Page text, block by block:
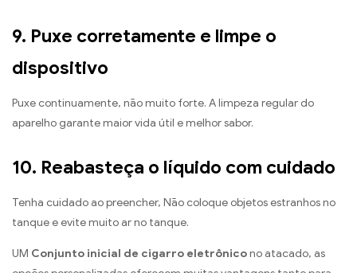
9. Puxe corretamente e limpe o
dispositivo
Puxe continuamente, não muito forte. A limpeza regular do
aparelho garante maior vida útil e melhor sabor.
10. Reabasteça o líquido com cuidado
Tenha cuidado ao preencher, Não coloque objetos estranhos no
tanque e evite muito ar no tanque.
UM Conjunto inicial de cigarro eletrônicono atacado, as